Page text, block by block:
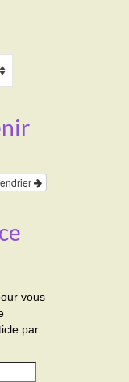
vous
par